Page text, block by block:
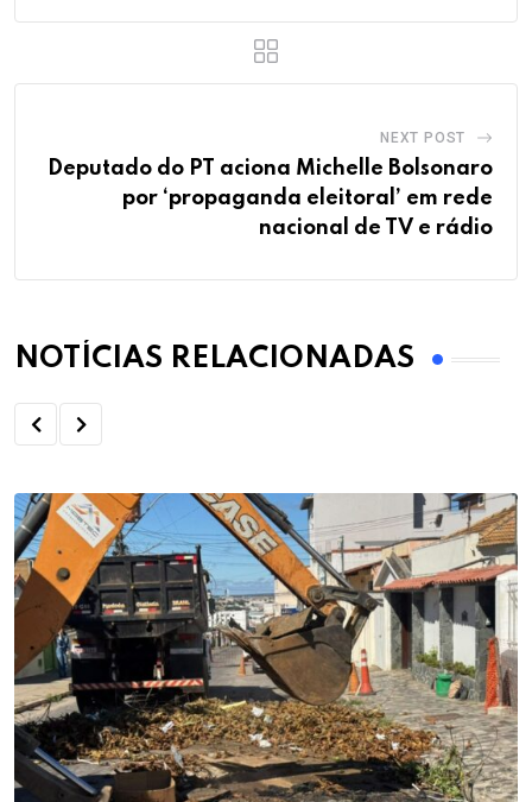
NEXT POST
Deputado do PT aciona Michelle Bolsonaro
por ‘propaganda eleitoral’ em rede
nacional de TV e rádio
NOTÍCIAS RELACIONADAS